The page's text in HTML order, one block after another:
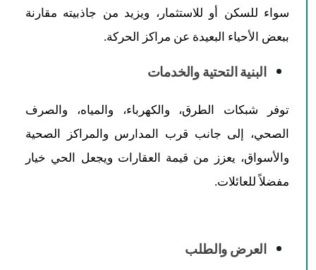
سواء للسكن أو للاستثمار، ويزيد من جاذبيته مقارنة
ببعض الأحياء البعيدة عن مراكز الحركة.
البنية التحتية والخدمات
توفر شبكات الطرق، والكهرباء، والمياه، والصرف
الصحي، إلى جانب قرب المدارس والمراكز الصحية
والأسواق، يعزز من قيمة العقارات ويجعل الحي خيار
مفضلاً للعائلات.
العرض والطلب